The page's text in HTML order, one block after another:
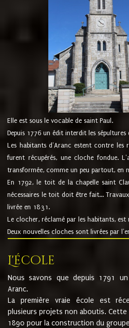
Elle est sous le vocable de saint Paul.
Depuis 1776 un édit interdit les sépultures
Les habitants d'Aranc estent contre les
furent récupérés, une cloche fondue.
transformée, comme un peu partout, en
En 1792, le toit de la chapelle saint
nécessaires le toit doit être fait...
livrée en 1831.
Le clocher, réclamé par les habitants,
Deux nouvelles cloches sont livrées par
L'école
Nous savons que depuis 1791
Aranc.
La première vraie école est
plusieurs projets non aboutis.
1890 pour la construction du